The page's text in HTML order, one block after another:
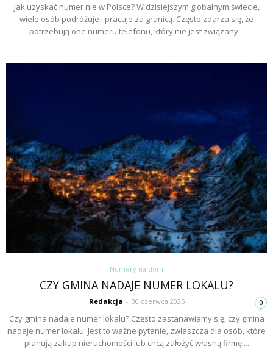
Jak uzyskać numer nie w Polsce? W dzisiejszym globalnym świecie,
wiele osób podróżuje i pracuje za granicą. Często zdarza się, że
potrzebują one numeru telefonu, który nie jest związany...
Numery na dom
CZY GMINA NADAJE NUMER LOKALU?
Redakcja - 30 czerwca 2025 0
Czy gmina nadaje numer lokalu? Często zastanawiamy się, czy gmina
nadaje numer lokalu. Jest to ważne pytanie, zwłaszcza dla osób, które
planują zakup nieruchomości lub chcą założyć własną firmę....